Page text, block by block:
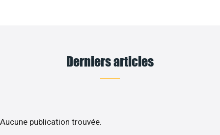
Derniers articles
Aucune publication trouvée.